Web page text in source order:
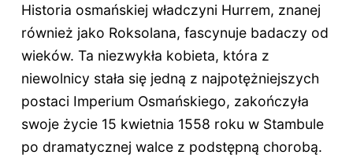
Historia osmańskiej władczyni Hurrem, znanej
również jako Roksolana, fascynuje badaczy od
wieków. Ta niezwykła kobieta, która z
niewolnicy stała się jedną z najpotężniejszych
postaci Imperium Osmańskiego, zakończyła
swoje życie 15 kwietnia 1558 roku w Stambule
po dramatycznej walce z podstępną chorobą.